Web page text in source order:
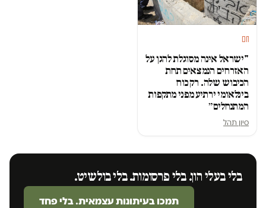
חם
"ישראל אינה מסוגלת להגן על
האזרחים הנמצאים תחת
הכיבוש שלה. רק כוח
בינלאומי ירתיע מפני מתקפות
המתנחלים״
סיון תהל
בלי בעלי הון. בלי פרסומות. בלי בולשיט.
תמכו בעיתונות עצמאית. בלי פחד